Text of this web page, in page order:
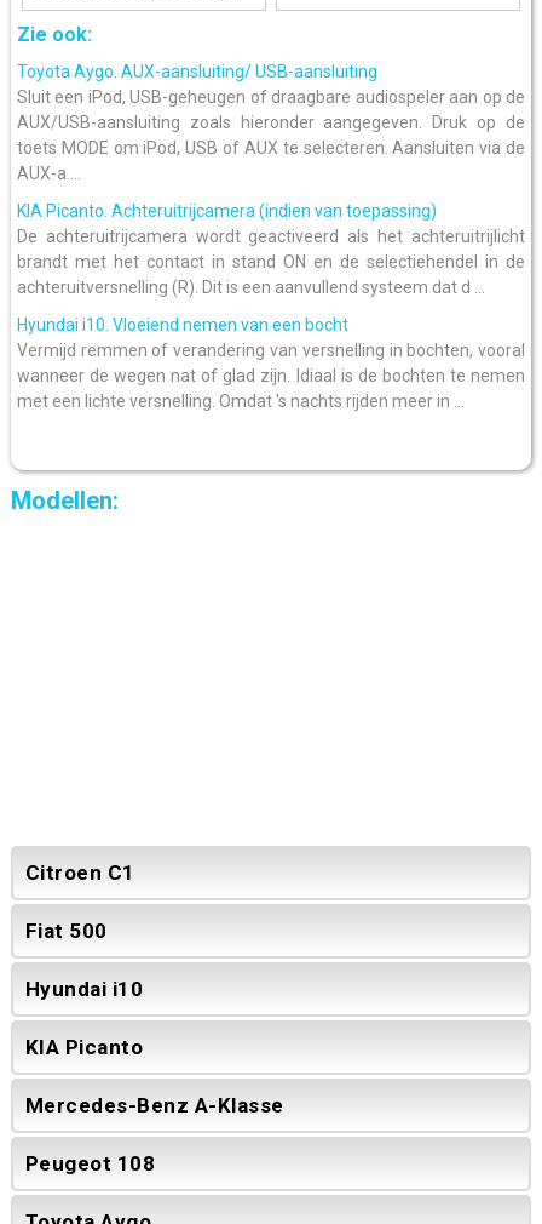
Zie ook:
Toyota Aygo. AUX-aansluiting/ USB-aansluiting
Sluit een iPod, USB-geheugen of draagbare audiospeler aan op de
AUX/USB-aansluiting zoals hieronder aangegeven. Druk op de
toets MODE om iPod, USB of AUX te selecteren. Aansluiten via de
AUX-a ...
KIA Picanto. Achteruitrijcamera (indien van toepassing)
De achteruitrijcamera wordt geactiveerd als het achteruitrijlicht
brandt met het contact in stand ON en de selectiehendel in de
achteruitversnelling (R). Dit is een aanvullend systeem dat d ...
Hyundai i10. Vloeiend nemen van een bocht
Vermijd remmen of verandering van versnelling in bochten, vooral
wanneer de wegen nat of glad zijn. Idiaal is de bochten te nemen
met een lichte versnelling. Omdat 's nachts rijden meer in ...
Modellen:
Citroen C1
Fiat 500
Hyundai i10
KIA Picanto
Mercedes-Benz A-Klasse
Peugeot 108